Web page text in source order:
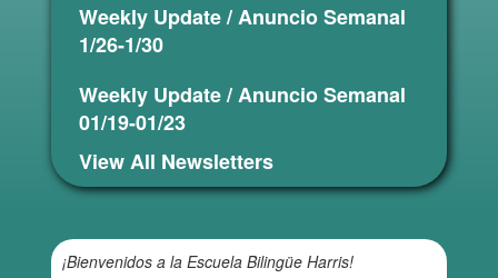
Weekly Update / Anuncio Semanal
1/26-1/30
Weekly Update / Anuncio Semanal
01/19-01/23
View All Newsletters
¡Bienvenidos a la Escuela Bilingüe Harris!